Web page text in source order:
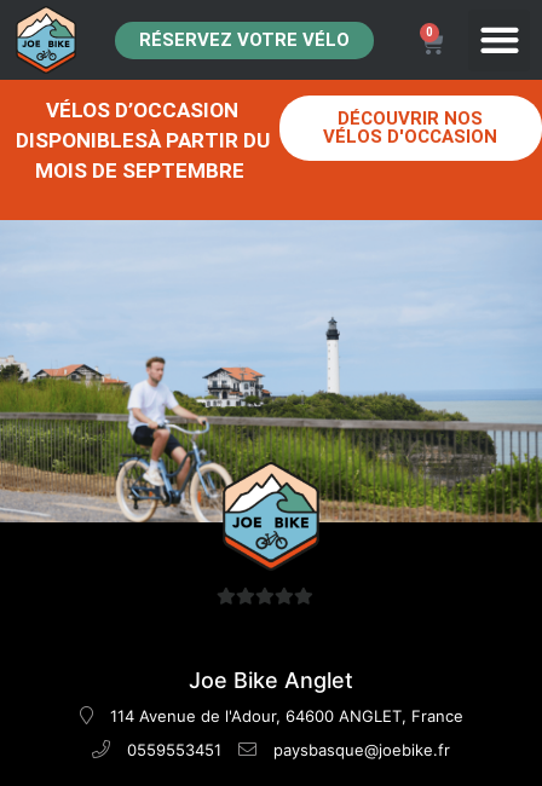
0
RÉSERVEZ VOTRE VÉLO
VÉLOS D’OCCASION
DISPONIBLESÀ PARTIR DU
MOIS DE SEPTEMBRE
DÉCOUVRIR NOS
VÉLOS D'OCCASION
5
Joe Bike Anglet
114 Avenue de l'Adour, 64600 ANGLET, France
0559553451
paysbasque@joebike.fr